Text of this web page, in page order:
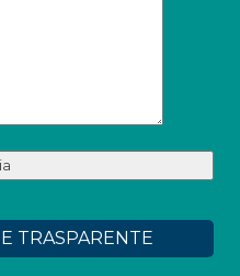
TRASPARENTE